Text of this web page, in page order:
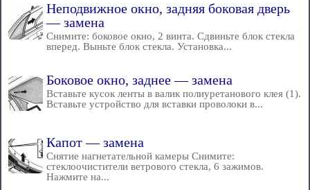
Неподвижное окно, задняя боковая дверь
— замена
Снимите: боковое окно, 2 винта. Сдвиньте блок стекла
вперед. Выньте блок стекла. Установка...
Боковое окно, заднее — замена
Вставьте кусок ленты в валик полиуретанового клея (1).
Вставьте устройство для вставки проволоки в...
Капот — замена
Снятие нагнетательной камеры Снимите:
стеклоочистители ветрового стекла, 6 зажимов.
Нажмите на...